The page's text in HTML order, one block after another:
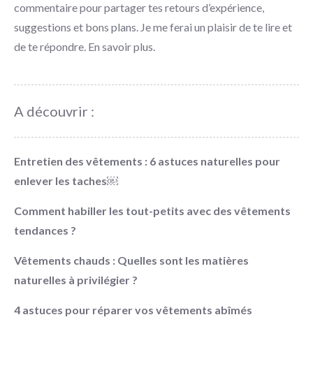
commentaire pour partager tes retours d’expérience,
suggestions et bons plans. Je me ferai un plaisir de te lire et
de te répondre. En savoir plus.
A découvrir :
Entretien des vêtements : 6 astuces naturelles pour
enlever les taches￼
Comment habiller les tout-petits avec des vêtements
tendances ?
Vêtements chauds : Quelles sont les matières
naturelles à privilégier ?
4 astuces pour réparer vos vêtements abîmés